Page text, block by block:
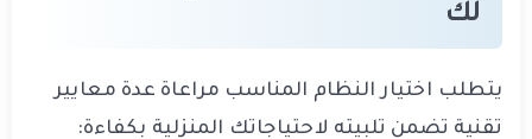
لك
يتطلب اختيار النظام المناسب مراعاة عدة معايير
تقنية تضمن تلبيته لاحتياجاتك المنزلية بكفاءة: